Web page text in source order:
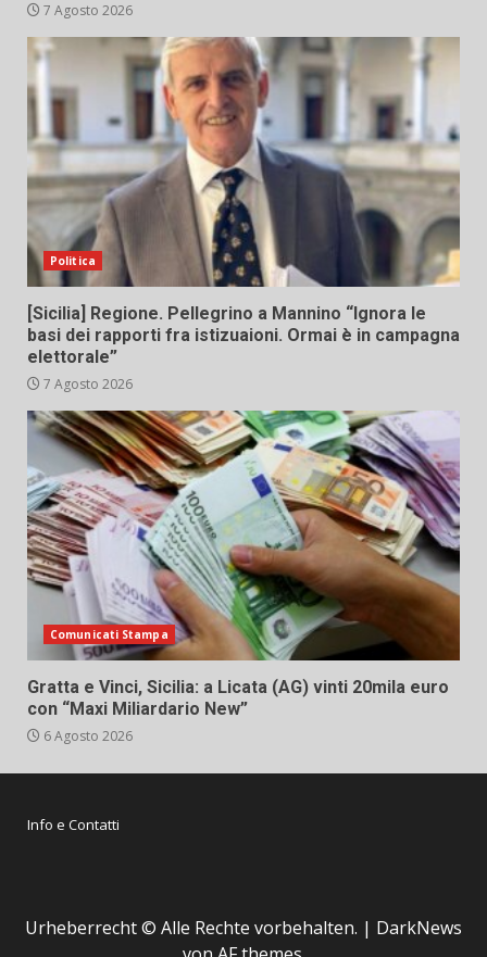
7 Agosto 2026
Politica
[Sicilia] Regione. Pellegrino a Mannino “Ignora le
basi dei rapporti fra istizuaioni. Ormai è in campagna
elettorale”
7 Agosto 2026
Comunicati Stampa
Gratta e Vinci, Sicilia: a Licata (AG) vinti 20mila euro
con “Maxi Miliardario New”
6 Agosto 2026
Info e Contatti
Urheberrecht © Alle Rechte vorbehalten. | DarkNews